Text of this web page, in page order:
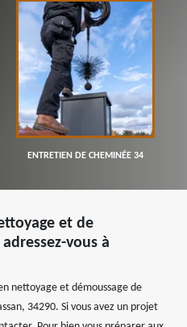
ENTRETIEN DE CHEMINÉE 34
et de
vous à
nettoyage et démoussage de
34290. Si vous avez un projet